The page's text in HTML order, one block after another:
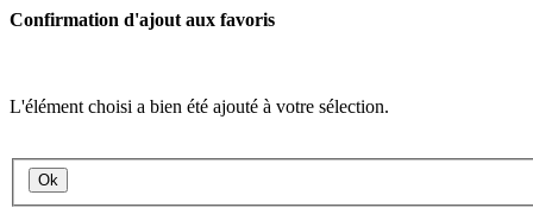
Confirmation d'ajout aux favoris
L'élément choisi a bien été ajouté à votre sélection.